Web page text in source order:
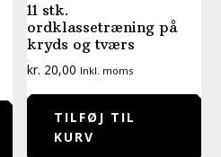
11 stk.
ordklassetræning på
kryds og tværs
kr. 20,00 Inkl. moms
TILFØJ TIL
KURV